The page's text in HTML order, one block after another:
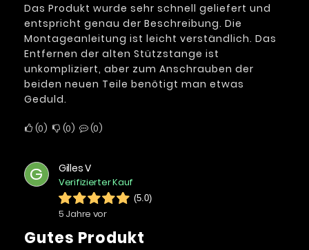
Das Produkt wurde sehr schnell geliefert und
entspricht genau der Beschreibung. Die
Montageanleitung ist leicht verständlich. Das
Entfernen der alten Stützstange ist
unkompliziert, aber zum Anschrauben der
beiden neuen Teile benötigt man etwas
Geduld.
0 0 0
G Gilles V
Verifizierter Kauf
(5.0)
5 Jahre vor
Gutes Produkt